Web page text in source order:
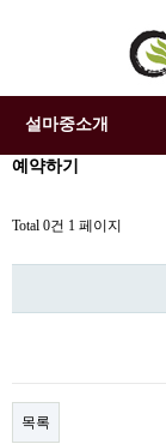
설마중소개
예약하기
Total 0건 1 페이지
목록